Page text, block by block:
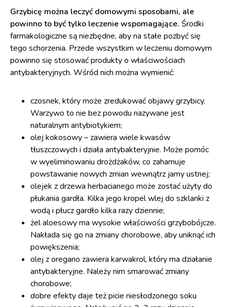
Grzybicę można leczyć domowymi sposobami, ale
powinno to być tylko leczenie wspomagające. Środki
farmakologiczne są niezbędne, aby na stałe pozbyć się
tego schorzenia. Przede wszystkim w leczeniu domowym
powinno się stosować produkty o właściwościach
antybakteryjnych. Wśród nich można wymienić:
czosnek, który może zredukować objawy grzybicy.
Warzywo to nie bez powodu nazywane jest
naturalnym antybiotykiem;
olej kokosowy – zawiera wiele kwasów
tłuszczowych i działa antybakteryjnie. Może pomóc
w wyeliminowaniu drożdżaków, co zahamuje
powstawanie nowych zmian wewnątrz jamy ustnej;
olejek z drzewa herbacianego może zostać użyty do
płukania gardła. Kilka jego kropel wlej do szklanki z
wodą i płucz gardło kilka razy dziennie;
żel aloesowy ma wysokie właściwości grzybobójcze.
Nakłada się go na zmiany chorobowe, aby uniknąć ich
powiększenia;
olej z oregano zawiera karwakrol, który ma działanie
antybakteryjne. Należy nim smarować zmiany
chorobowe;
dobre efekty daje też picie niesłodzonego soku